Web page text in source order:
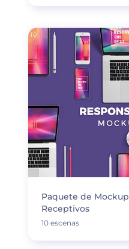
Paquete de
Receptivos
10 escenas